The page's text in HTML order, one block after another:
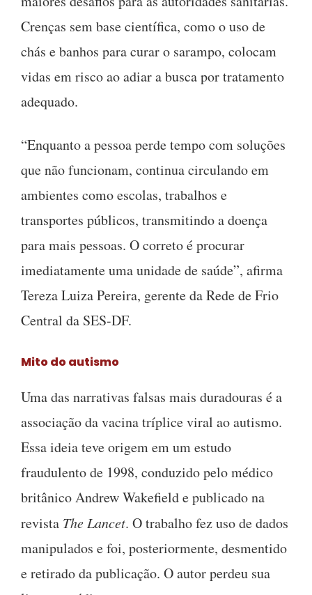
Crenças sem base científica, como o uso de
chás e banhos para curar o sarampo, colocam
vidas em risco ao adiar a busca por tratamento
adequado.
“Enquanto a pessoa perde tempo com soluções
que não funcionam, continua circulando em
ambientes como escolas, trabalhos e
transportes públicos, transmitindo a doença
para mais pessoas. O correto é procurar
imediatamente uma unidade de saúde”, afirma
Tereza Luiza Pereira, gerente da Rede de Frio
Central da SES-DF.
Mito do autismo
Uma das narrativas falsas mais duradouras é a
associação da vacina tríplice viral ao autismo.
Essa ideia teve origem em um estudo
fraudulento de 1998, conduzido pelo médico
britânico Andrew Wakefield e publicado na
revista The Lancet. O trabalho fez uso de dados
manipulados e foi, posteriormente, desmentido
e retirado da publicação. O autor perdeu sua